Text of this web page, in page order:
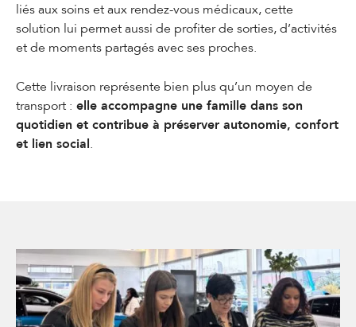
liés aux soins et aux rendez-vous médicaux, cette
solution lui permet aussi de profiter de sorties, d’activités
et de moments partagés avec ses proches.
Cette livraison représente bien plus qu’un moyen de
transport : elle accompagne une famille dans son
quotidien et contribue à préserver autonomie, confort
et lien social .